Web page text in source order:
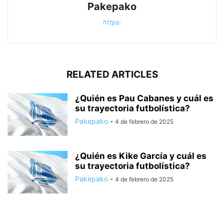
Pakepako
https:
RELATED ARTICLES
¿Quién es Pau Cabanes y cuál es
su trayectoria futbolística?
Pakepako - 4 de febrero de 2025
¿Quién es Kike García y cuál es
su trayectoria futbolística?
Pakepako - 4 de febrero de 2025